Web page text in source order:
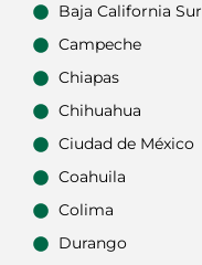
Baja California Sur
Campeche
Chiapas
Chihuahua
Ciudad de México
Coahuila
Colima
Durango